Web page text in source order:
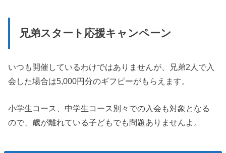
兄弟スタート応援キャンペーン
いつも開催しているわけではありませんが、兄弟2人で入
会した場合は5,000円分のギフピーがもらえます。
小学生コース、中学生コース別々での入会も対象となる
ので、歳が離れている子どもでも問題ありませんよ。